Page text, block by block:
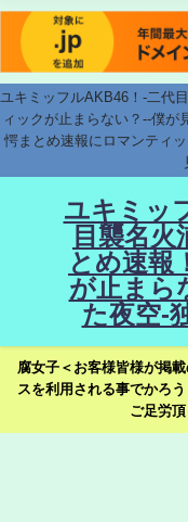
ユキミッフルAKB46！-二代
ィックが止まらない？--僕が
愕まとめ速報にロマンティ
ユキミッ
目襲名火
とめ速報
が止まら
た夜空-
腐女子＜お客様皆様が掲
スを利用される事でかろ
ご足労頂